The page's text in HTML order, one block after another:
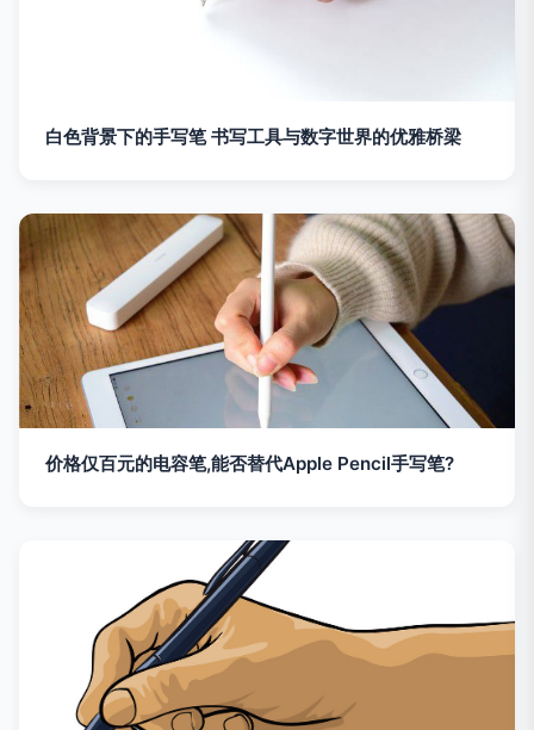
白色背景下的手写笔 书写工具与数字世界的优雅桥梁
价格仅百元的电容笔,能否替代Apple Pencil手写笔?